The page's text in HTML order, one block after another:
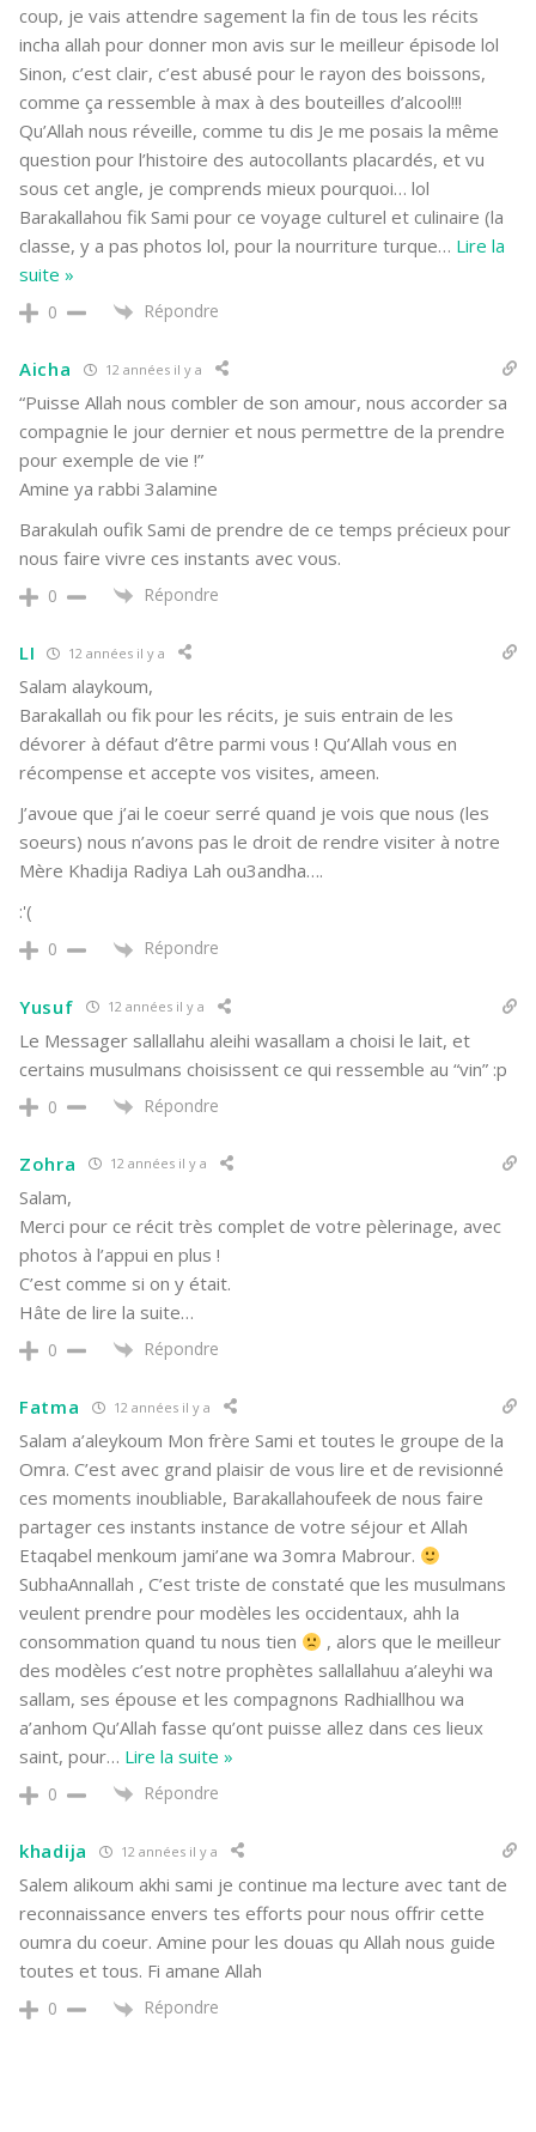
coup, je vais attendre sagement la fin de tous les récits
incha allah pour donner mon avis sur le meilleur épisode lol
Sinon, c’est clair, c’est abusé pour le rayon des boissons,
comme ça ressemble à max à des bouteilles d’alcool!!!
Qu’Allah nous réveille, comme tu dis Je me posais la même
question pour l’histoire des autocollants placardés, et vu
sous cet angle, je comprends mieux pourquoi… lol
Barakallahou fik Sami pour ce voyage culturel et culinaire (la
classe, y a pas photos lol, pour la nourriture turque… Lire la
suite »
0 Répondre
Aicha 12 années il y a
“Puisse Allah nous combler de son amour, nous accorder sa
compagnie le jour dernier et nous permettre de la prendre
pour exemple de vie !”
Amine ya rabbi 3alamine
Barakulah oufik Sami de prendre de ce temps précieux pour
nous faire vivre ces instants avec vous.
0 Répondre
LI 12 années il y a
Salam alaykoum,
Barakallah ou fik pour les récits, je suis entrain de les
dévorer à défaut d’être parmi vous ! Qu’Allah vous en
récompense et accepte vos visites, ameen.
J’avoue que j’ai le coeur serré quand je vois que nous (les
soeurs) nous n’avons pas le droit de rendre visiter à notre
Mère Khadija Radiya Lah ou3andha….
:'(
0 Répondre
Yusuf 12 années il y a
Le Messager sallallahu aleihi wasallam a choisi le lait, et
certains musulmans choisissent ce qui ressemble au “vin” :p
0 Répondre
Zohra 12 années il y a
Salam,
Merci pour ce récit très complet de votre pèlerinage, avec
photos à l’appui en plus !
C’est comme si on y était.
Hâte de lire la suite…
0 Répondre
Fatma 12 années il y a
Salam a’aleykoum Mon frère Sami et toutes le groupe de la
Omra. C’est avec grand plaisir de vous lire et de revisionné
ces moments inoubliable, Barakallahoufeek de nous faire
partager ces instants instance de votre séjour et Allah
Etaqabel menkoum jami’ane wa 3omra Mabrour.
SubhaAnnallah , C’est triste de constaté que les musulmans
veulent prendre pour modèles les occidentaux, ahh la
consommation quand tu nous tien
, alors que le meilleur
des modèles c’est notre prophètes sallallahuu a’aleyhi wa
sallam, ses épouse et les compagnons Radhiallhou wa
a’anhom Qu’Allah fasse qu’ont puisse allez dans ces lieux
saint, pour… Lire la suite »
0 Répondre
khadija 12 années il y a
Salem alikoum akhi sami je continue ma lecture avec tant de
reconnaissance envers tes efforts pour nous offrir cette
oumra du coeur. Amine pour les douas qu Allah nous guide
toutes et tous. Fi amane Allah
0 Répondre